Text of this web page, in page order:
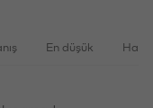
En düşük